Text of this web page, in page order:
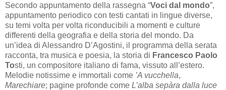
Secondo appuntamento della rassegna “Voci dal mondo”,
appuntamento periodico con testi cantati in lingue diverse,
su temi volta per volta riconducibili a momenti e culture
differenti della geografia e della storia del mondo. Da
un’idea di Alessandro D’Agostini, il programma della serata
racconta, tra musica e poesia, la storia di Francesco Paolo
Tosti, un compositore italiano di fama, vissuto all’estero.
Melodie notissime e immortali come ’A vucchella,
Marechiare; pagine profonde come L’alba sepàra dalla luce